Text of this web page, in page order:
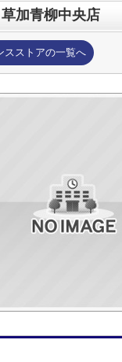
加青柳中央店
スストアの一覧へ